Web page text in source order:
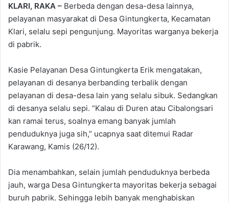
KLARI, RAKA – Berbeda dengan desa-desa lainnya,
pelayanan masyarakat di Desa Gintungkerta, Kecamatan
Klari, selalu sepi pengunjung. Mayoritas warganya bekerja
di pabrik.
Kasie Pelayanan Desa Gintungkerta Erik mengatakan,
pelayanan di desanya berbanding terbalik dengan
pelayanan di desa-desa lain yang selalu sibuk. Sedangkan
di desanya selalu sepi. “Kalau di Duren atau Cibalongsari
kan ramai terus, soalnya emang banyak jumlah
penduduknya juga sih,” ucapnya saat ditemui Radar
Karawang, Kamis (26/12).
Dia menambahkan, selain jumlah penduduknya berbeda
jauh, warga Desa Gintungkerta mayoritas bekerja sebagai
buruh pabrik. Sehingga lebih banyak menghabiskan